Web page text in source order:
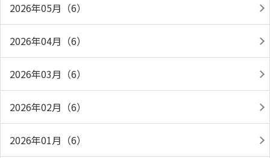
2026年05月（6）
2026年04月（6）
2026年03月（6）
2026年02月（6）
2026年01月（6）